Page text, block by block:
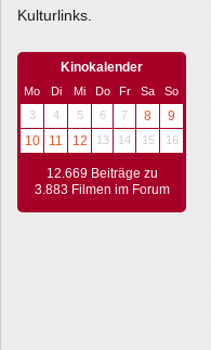
Kulturlinks.
Kinokalender
Mo Di Mi Do Fr Sa
So
3
4 5 6 7 8
9
10
11 12 13 14 15 16
12.669 Beiträge zu
3.883 Filmen im Forum